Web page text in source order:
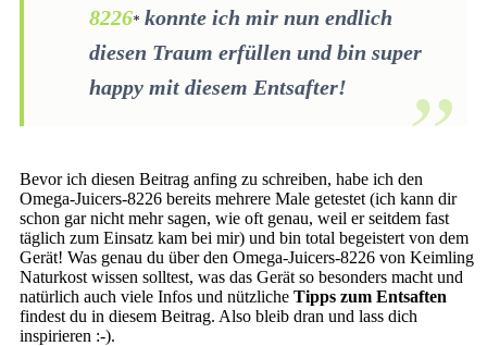
8226 konnte ich mir nun endlich
diesen Traum erfüllen und bin super
happy mit diesem Entsafter!
Bevor ich diesen Beitrag anfing zu schreiben, habe ich den
Omega-Juicers-8226 bereits mehrere Male getestet (ich kann dir
schon gar nicht mehr sagen, wie oft genau, weil er seitdem fast
täglich zum Einsatz kam bei mir) und bin total begeistert von dem
Gerät! Was genau du über den Omega-Juicers-8226 von Keimling
Naturkost wissen solltest, was das Gerät so besonders macht und
natürlich auch viele Infos und nützliche Tipps zum Entsaften
findest du in diesem Beitrag. Also bleib dran und lass dich
inspirieren :-).